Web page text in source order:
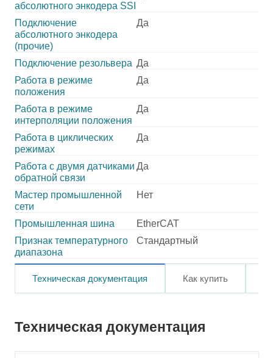
абсолютного энкодера SSI
Подключение
абсолютного энкодера
(прочие)
Да
Подключение резольвера Да
Работа в режиме
положения
Да
Работа в режиме
интерполяции положения
Да
Работа в циклических
режимах
Да
Работа с двумя датчиками
обратной связи
Да
Мастер промышленной
сети
Нет
Промышленная шина
EtherCAT
Признак температурного
диапазона
Стандартный
Техническая документация Как купить
Техническая документация